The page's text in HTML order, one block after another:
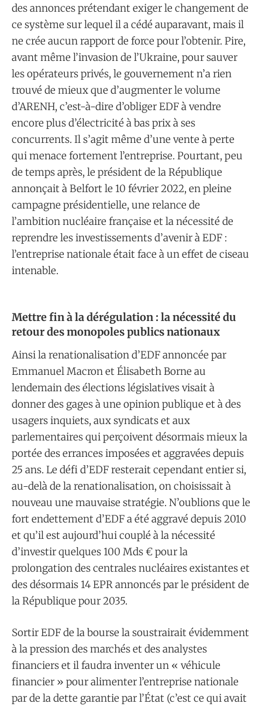
des annonces prétendant exiger le changement de
ce système sur lequel il a cédé auparavant, mais il
ne crée aucun rapport de force pour l’obtenir. Pire,
avant même l’invasion de l’Ukraine, pour sauver
les opérateurs privés, le gouvernement n’a rien
trouvé de mieux que d’augmenter le volume
d’ARENH, c’est-à-dire d’obliger EDF à vendre
encore plus d’électricité à bas prix à ses
concurrents. Il s’agit même d’une vente à perte
qui menace fortement l’entreprise. Pourtant, peu
de temps après, le président de la République
annonçait à Belfort le 10 février 2022, en pleine
campagne présidentielle, une relance de
l’ambition nucléaire française et la nécessité de
reprendre les investissements d’avenir à EDF :
l’entreprise nationale était face à un effet de ciseau
intenable.
Mettre fin à la dérégulation : la nécessité du
retour des monopoles publics nationaux
Ainsi la renationalisation d’EDF annoncée par
Emmanuel Macron et Élisabeth Borne au
lendemain des élections législatives visait à
donner des gages à une opinion publique et à des
usagers inquiets, aux syndicats et aux
parlementaires qui perçoivent désormais mieux la
portée des errances imposées et aggravées depuis
25 ans. Le défi d’EDF resterait cependant entier si,
au-delà de la renationalisation, on choisissait à
nouveau une mauvaise stratégie. N’oublions que le
fort endettement d’EDF a été aggravé depuis 2010
et qu’il est aujourd’hui couplé à la nécessité
d’investir quelques 100 Mds € pour la
prolongation des centrales nucléaires existantes et
des désormais 14 EPR annoncés par le président de
la République pour 2035.
Sortir EDF de la bourse la soustrairait évidemment
à la pression des marchés et des analystes
financiers et il faudra inventer un « véhicule
financier » pour alimenter l’entreprise nationale
par de la dette garantie par l’État (c’est ce qui avait